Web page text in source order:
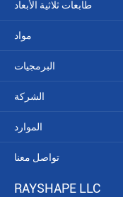
طابعات ثلاثية الأبعاد
مواد
البرمجيات
الشركة
الموارد
تواصل معنا
RAYSHAPE LLC